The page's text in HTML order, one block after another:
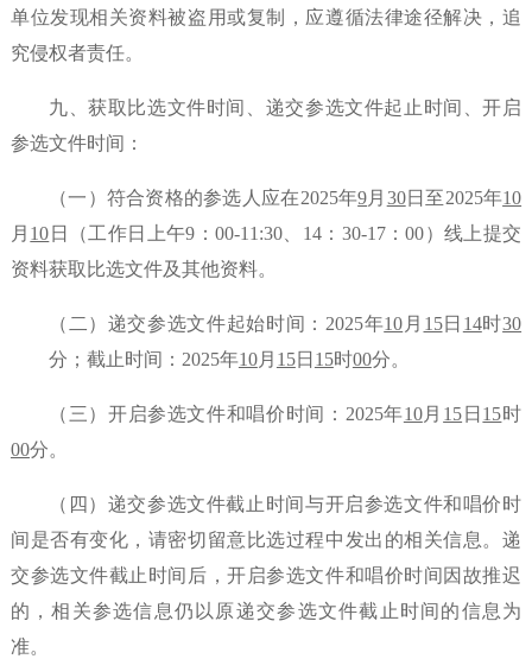
单位发现相关资料被盗用或复制，应遵循法律途径解决，追
究侵权者责任。
九、获取比选文件时间、递交参选文件起止时间、开启
参选文件时间：
（一）符合资格的参选人应在2025年9月 30日至2025年10
月 10 日（工作日上午9：00-11:30、14： 30-17：00）线上提交
资料获取比选文件及其他资料。
（二）递交参选文件起始时间： 2025年10 月 15日 14时30
分；截止时间： 2025年10月 15日 15时00分。
（三）开启参选文件和唱价时间： 2025年10月 15 日 15时
00分。
（四）递交参选文件截止时间与开启参选文件和唱价时
间是否有变化，请密切留意比选过程中发出的相关信息。递
交参选文件截止时间后，开启参选文件和唱价时间因故推迟
的，相关参选信息仍以原递交参选文件截止时间的信息为
准。